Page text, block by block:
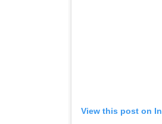
View this post on